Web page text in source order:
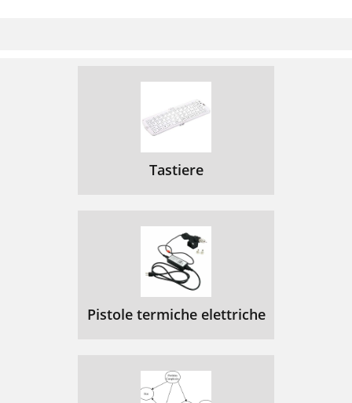
Tastiere
Pistole termiche elettriche